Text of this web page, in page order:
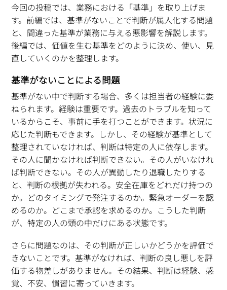
今回の投稿では、業務における「基準」を取り上げま
す。前編では、基準がないことで判断が属人化する問題
と、間違った基準が業務に与える悪影響を解説します。
後編では、価値を生む基準をどのように決め、使い、見
直していくのかを整理します。
基準がないことによる問題
基準がない中で判断する場合、多くは担当者の経験に委
ねられます。経験は重要です。過去のトラブルを知って
いるからこそ、事前に手を打つことができます。状況に
応じた判断もできます。しかし、その経験が基準として
整理されていなければ、判断は特定の人に依存します。
その人に聞かなければ判断できない。その人がいなけれ
ば判断できない。その人が異動したり退職したりする
と、判断の根拠が失われる。安全在庫をどれだけ持つの
か。どのタイミングで発注するのか。緊急オーダーを認
めるのか。どこまで承認を求めるのか。こうした判断
が、特定の人の頭の中だけにある状態です。
さらに問題なのは、その判断が正しいかどうかを評価で
きないことです。基準がなければ、判断の良し悪しを評
価する物差しがありません。その結果、判断は経験、感
覚、不安、慣習に寄っていきます。